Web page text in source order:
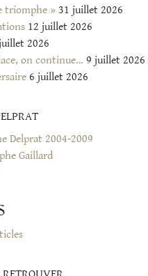
triomphe » 31 juillet 2026
12 juillet 2026
2026
on continue… 9 juillet 2026
6 juillet 2026
Delprat 2004-2009
Gaillard